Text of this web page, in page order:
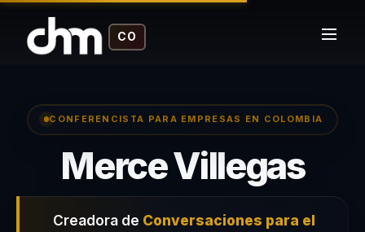
CO
CONFERENCISTA PARA EMPRESAS EN COLOMBIA
Merce Villegas–
Creadora de Conversaciones para el